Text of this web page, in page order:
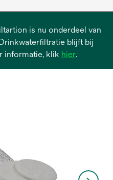
is nu onderdeel van
blijft bij
informatie, klik hieropens
.